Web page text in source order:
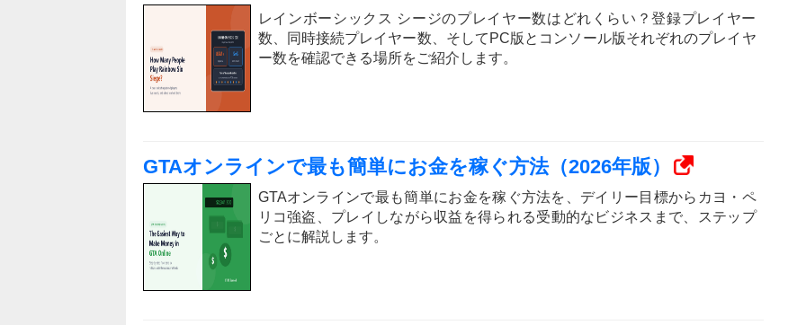
レインボーシックス シージのプレイヤー数はどれくらい？登録プレイヤー
数、同時接続プレイヤー数、そしてPC版とコンソール版それぞれのプレイヤ
ー数を確認できる場所をご紹介します。
GTAオンラインで最も簡単にお金を稼ぐ方法（2026年版）
GTAオンラインで最も簡単にお金を稼ぐ方法を、デイリー目標からカヨ・ペ
リコ強盗、プレイしながら収益を得られる受動的なビジネスまで、ステップ
ごとに解説します。